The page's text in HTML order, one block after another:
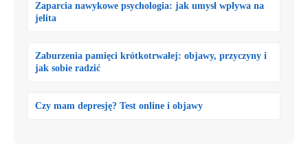
Zaparcia nawykowe psychologia: jak umysł wpływa na
jelita
Zaburzenia pamięci krótkotrwałej: objawy, przyczyny i
jak sobie radzić
Czy mam depresję? Test online i objawy